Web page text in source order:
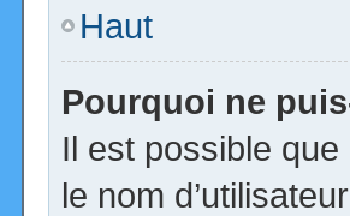
Haut
Pourquoi ne
Il est possible
le nom